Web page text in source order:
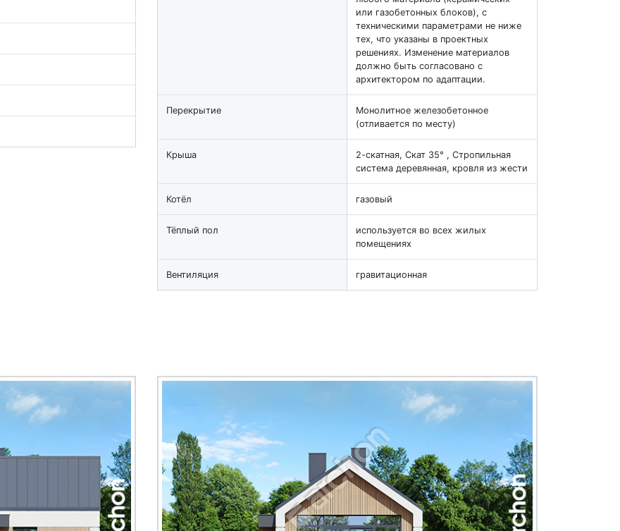
или газобетонных блоков), с
техническими параметрами не ниже
тех, что указаны в проектных
решениях. Изменение материалов
должно быть согласовано с
архитектором по адаптации.
Перекрытие
Монолитное железобетонное
(отливается по месту)
Крыша
2-скатная, Скат 35° , Стропильная
система деревянная, кровля из жести
Котёл газовый
Тёплый пол
используется во всех жилых
помещениях
Вентиляция гравитационная